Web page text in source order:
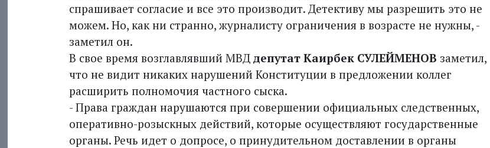
спрашивает согласие и все это производит. Детективу мы разрешить это не
можем. Но, как ни странно, журналисту ограничения в возрасте не нужны, -
заметил он.
В свое время возглавлявший МВД депутат Каирбек СУЛЕЙМЕНОВ заметил,
что не видит никаких нарушений Конституции в предложении коллег
расширить полномочия частного сыска.
- Права граждан нарушаются при совершении официальных следственных,
оперативно-розыскных действий, которые осуществляют государственные
органы. Речь идет о допросе, о принудительном доставлении в органы